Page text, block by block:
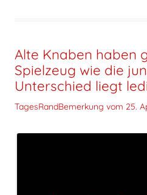
Alte Knaben haben
Spielzeug wie die
Unterschied liegt
TagesRandBemerkung vom 25.